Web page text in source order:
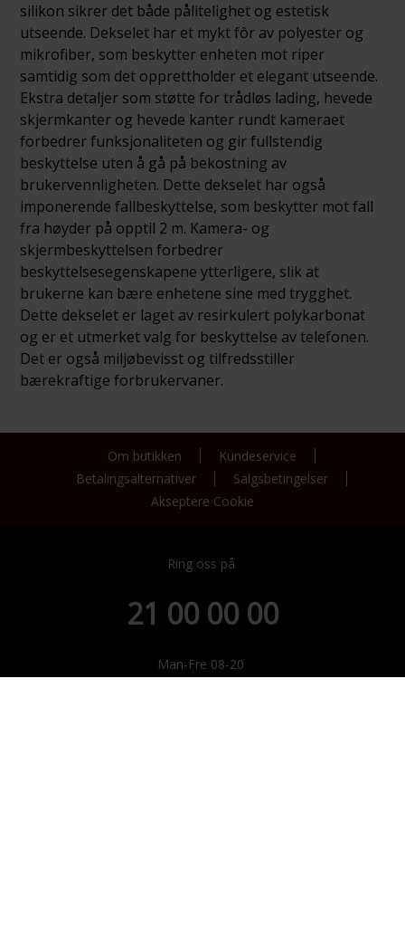
silikon sikrer det både pålitelighet og estetisk
utseende. Dekselet har et mykt fôr av polyester og
mikrofiber, som beskytter enheten mot riper
samtidig som det opprettholder et elegant utseende.
Ekstra detaljer som støtte for trådløs lading, hevede
skjermkanter og hevede kanter rundt kameraet
forbedrer funksjonaliteten og gir fullstendig
beskyttelse uten å gå på bekostning av
brukervennligheten. Dette dekselet har også
imponerende fallbeskyttelse, som beskytter mot fall
fra høyder på opptil 2 m. Kamera- og
skjermbeskyttelsen forbedrer
beskyttelsesegenskapene ytterligere, slik at
brukerne kan bære enhetene sine med trygghet.
Dette dekselet er laget av resirkulert polykarbonat
og er et utmerket valg for beskyttelse av telefonen.
Det er også miljøbevisst og tilfredsstiller
bærekraftige forbrukervaner.
Om butikken
Kundeservice
Betalingsalternativer
Salgsbetingelser
Akseptere Cookie
Ring oss på
21 00 00 00
Man-Fre 08-20